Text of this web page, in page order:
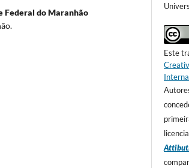
Federal do Maranhão
Este